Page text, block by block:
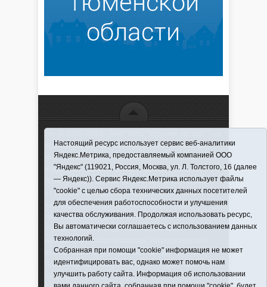
использовании материалов ссылка обязательна
Информационная лента выходит при финансовой
поддержке правительства Тюменской области
Регистрационный номер СМИ ЭЛ № ФС 77-66066
от 10.06. 2016 г. выдано Федеральной службой по
надзору в сфере связи, информационных
технологий и массовых коммуникаций.
Учредитель (соучредители) Автономная
некоммерческая организация "Информационно-
издательский центр "Красная звезда"" (627570,
Тюменская обл., Викуловский р-н, с. Викулово, ул.
Ленина, д. 5).
Настоящий ресурс использует сервис веб-аналитики
Яндекс.Метрика, предоставляемый компанией ООО
"Яндекс" (119021, Россия, Москва, ул. Л. Толстого, 16 (далее
— Яндекс)). Сервис Яндекс.Метрика использует файлы
"cookie" с целью сбора технических данных посетителей
для обеспечения работоспособности и улучшения
качества обслуживания. Продолжая использовать ресурс,
Вы автоматически соглашаетесь с использованием данных
технологий.
Собранная при помощи "cookie" информация не может
идентифицировать вас, однако может помочь нам
улучшить работу сайта. Информация об использовании